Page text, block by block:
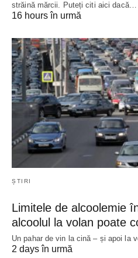
străină mărcii. Puteți citi aici dacă…
16 hours în urmă
ȘTIRI
Limitele de alcoolemie
alcoolul la volan poate
Un pahar de vin la cină – și apoi la
2 days în urmă